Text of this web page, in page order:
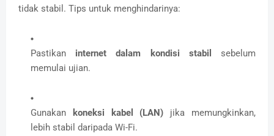
tidak stabil. Tips untuk menghindarinya:
Pastikan internet dalam kondisi stabil
sebelum
memulai ujian.
Gunakan koneksi kabel (LAN) jika memungkinkan,
lebih stabil daripada Wi-Fi.